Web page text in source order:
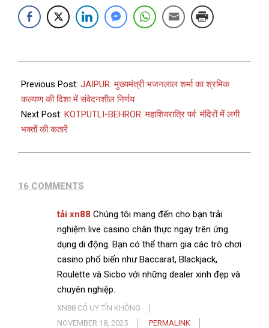
Previous Post: JAIPUR: मुख्यमंत्री भजनलाल शर्मा का श्रमिक
कल्याण की दिशा में संवेदनशील निर्णय
Next Post: KOTPUTLI-BEHROR: महाशिवरात्रि पर्व: मंदिरों में लगी
भक्तों की कतारें
16 COMMENTS
tải xn88 Chúng tôi mang đến cho bạn trải
nghiệm live casino chân thực ngay trên ứng
dụng di động. Bạn có thể tham gia các trò chơi
casino phổ biến như Baccarat, Blackjack,
Roulette và Sicbo với những dealer xinh đẹp và
chuyên nghiệp.
XN88 CÓ UY TÍN KHÔNG
NOVEMBER 18, 2025
PERMALINK